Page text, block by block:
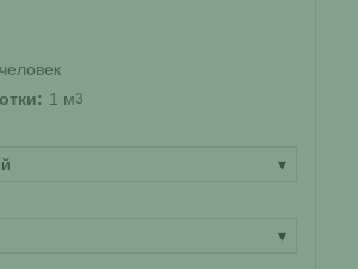
1 м3
▾
▾